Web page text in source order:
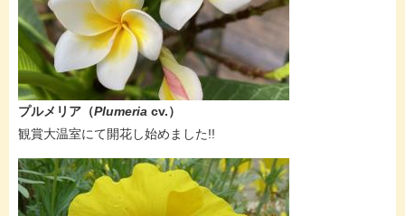
プルメリア​（Plumeria cv.）
​観賞大温室にて開花し始めました!!​​